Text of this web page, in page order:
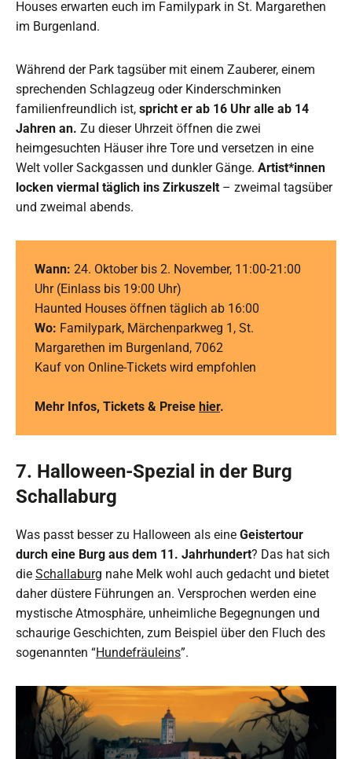
Houses erwarten euch im Familypark in St. Margarethen
im Burgenland.
Während der Park tagsüber mit einem Zauberer, einem
sprechenden Schlagzeug oder Kinderschminken
familienfreundlich ist, spricht er ab 16 Uhr alle ab 14
Jahren an. Zu dieser Uhrzeit öffnen die zwei
heimgesuchten Häuser ihre Tore und versetzen in eine
Welt voller Sackgassen und dunkler Gänge. Artist*innen
locken viermal täglich ins Zirkuszelt – zweimal tagsüber
und zweimal abends.
Wann: 24. Oktober bis 2. November, 11:00-21:00
Uhr (Einlass bis 19:00 Uhr)
Haunted Houses öffnen täglich ab 16:00
Wo: Familypark, Märchenparkweg 1, St.
Margarethen im Burgenland, 7062
Kauf von Online-Tickets wird empfohlen
Mehr Infos, Tickets & Preise hier.
7. Halloween-Spezial in der Burg
Schallaburg
Was passt besser zu Halloween als eine Geistertour
durch eine Burg aus dem 11. Jahrhundert? Das hat sich
die Schallaburg nahe Melk wohl auch gedacht und bietet
daher düstere Führungen an. Versprochen werden eine
mystische Atmosphäre, unheimliche Begegnungen und
schaurige Geschichten, zum Beispiel über den Fluch des
sogenannten “Hundefräuleins”.